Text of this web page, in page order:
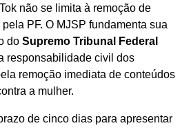
não se limita à remoção de
PF. O MJSP fundamenta sua
do Supremo Tribunal Federal
responsabilidade civil dos
remoção imediata de conteúdos
a mulher.
de cinco dias para apresentar